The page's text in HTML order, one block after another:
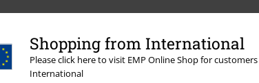
Shopping from International
Please click here to visit EMP Online Shop for
International